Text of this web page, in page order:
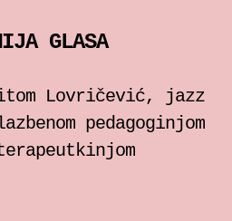
/ festival
GLASA
Lovričević, jazz
pedagoginjom